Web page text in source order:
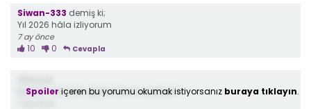
Siwan-333 demiş ki;
Yıl 2026 hâla izliyorum
7 ay önce
10 0 Cevapla
kadının ihanete uğramasına uzuldum
Spoiler içeren bu yorumu okumak istiyorsanız buraya tıklayın.